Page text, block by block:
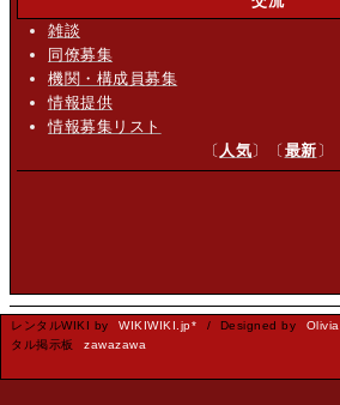
雑談
同僚募集
機関・構成員募集
情報提供
情報募集リスト
〔 人気〕〔 最新 〕
レンタルWIKI by WIKIWIKI.jp* / Designed by Olivia
タル掲示板
zawazawa